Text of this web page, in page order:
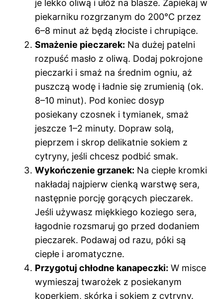
je lekko oliwą i ułóż na blasze. Zapiekaj w
piekarniku rozgrzanym do 200°C przez
6–8 minut aż będą złociste i chrupiące.
Smażenie pieczarek: Na dużej patelni
rozpuść masło z oliwą. Dodaj pokrojone
pieczarki i smaż na średnim ogniu, aż
puszczą wodę i ładnie się zrumienią (ok.
8–10 minut). Pod koniec dosyp
posiekany czosnek i tymianek, smaż
jeszcze 1–2 minuty. Dopraw solą,
pieprzem i skrop delikatnie sokiem z
cytryny, jeśli chcesz podbić smak.
Wykończenie grzanek: Na ciepłe kromki
nakładaj najpierw cienką warstwę sera,
następnie porcję gorących pieczarek.
Jeśli używasz miękkiego koziego sera,
łagodnie rozsmaruj go przed dodaniem
pieczarek. Podawaj od razu, póki są
ciepłe i aromatyczne.
Przygotuj chłodne kanapeczki: W misce
wymieszaj twarożek z posiekanym
koperkiem, skórką i sokiem z cytryny.